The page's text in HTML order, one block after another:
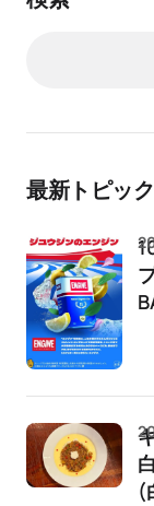
最新トピック
(